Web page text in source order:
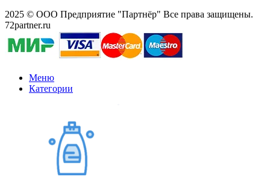
2025 © ООО Предприятие "Партнёр" Все права защищены.
72partner.ru
Меню
Категории